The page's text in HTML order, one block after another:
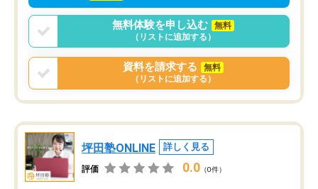
無料体験を申し込む
無料
（リストに追加する）
資料を請求する
無料
（リストに追加する）
坪田塾ONLINE 詳しく見る
評価 0.0 （0件）